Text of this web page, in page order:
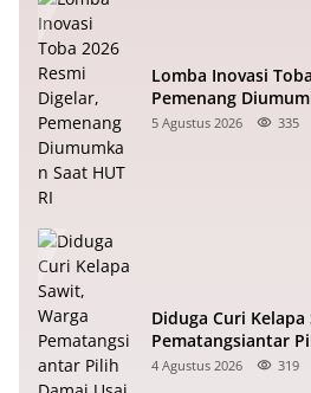
Lomba Inovasi
Pemenang
5 Agustus 2026 335
Diduga Curi Kelapa
Pematangsiantar
Dimediasi Polisi
4 Agustus 2026 319